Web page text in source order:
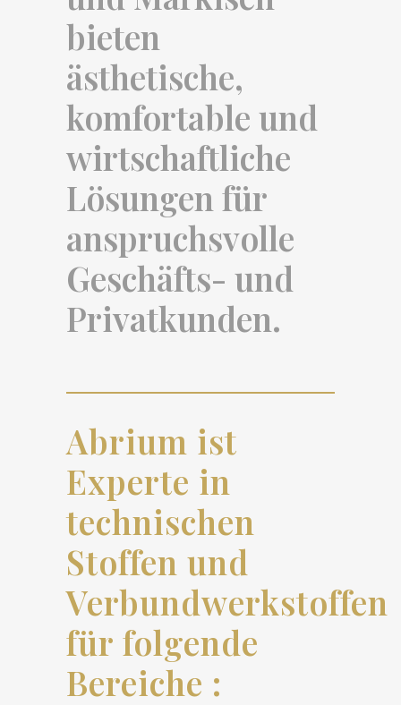
bieten
ästhetische,
komfortable und
wirtschaftliche
Lösungen für
anspruchsvolle
Geschäfts- und
Privatkunden.
Abrium ist
Experte in
technischen
Stoffen und
Verbundwerkstoffen
für folgende
Bereiche :